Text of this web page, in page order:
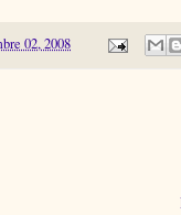
02, 2008